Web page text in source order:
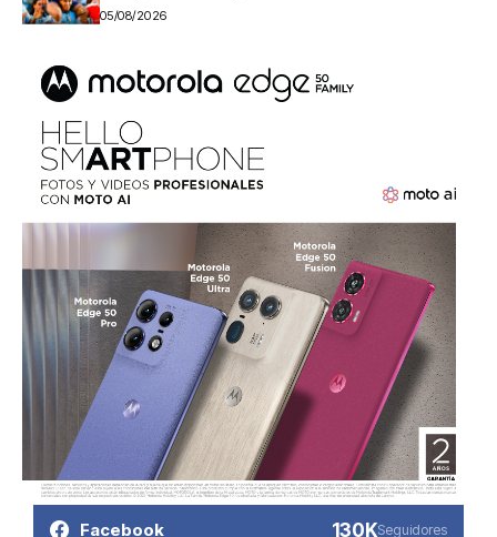
05/08/2026
Facebook 130KSeguidores